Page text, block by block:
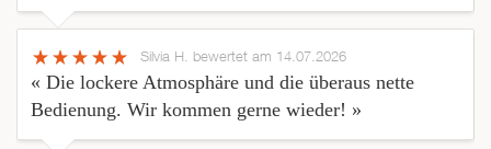
Silvia H. bewertet am 14.07.2026
« Die lockere Atmosphäre und die überaus nette
Bedienung. Wir kommen gerne wieder! »